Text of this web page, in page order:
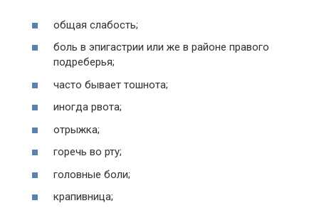
общая слабость;
боль в эпигастрии или же в районе правого
подреберья;
часто бывает тошнота;
иногда рвота;
отрыжка;
горечь во рту;
головные боли;
крапивница;